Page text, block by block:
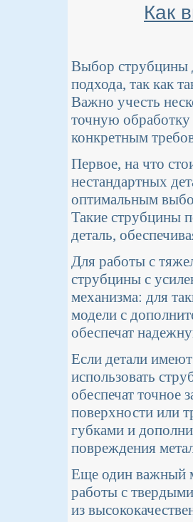
Как
Выбор струбцины
подхода, так как
Важно учесть
точную обработку
конкретным
Первое, на что
нестандартных
оптимальным
Такие струбцины
деталь,
Для работы с
струбцины с
механизма: для
модели с
обеспечат
Если детали
использовать
обеспечат точное
поверхности или
губками и
повреждения
Еще один важный
работы с
из